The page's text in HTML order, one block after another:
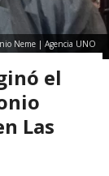
Neme | Agencia UNO
el
Las